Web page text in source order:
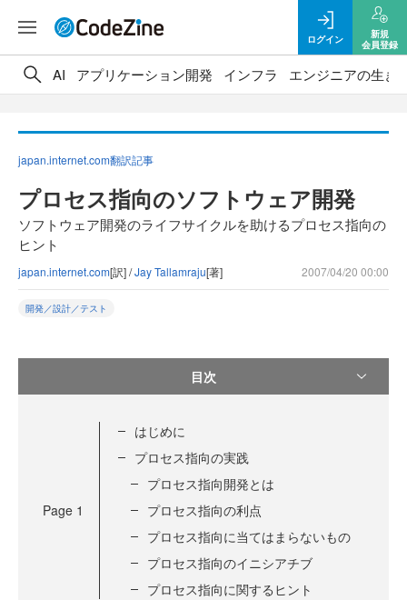
ログイン
新規
会員登録
AI アプリケーション開発 インフラ エンジニアの生き
japan.internet.com翻訳記事
プロセス指向のソフトウェア開発
ソフトウェア開発のライフサイクルを助けるプロセス指向の
ヒント
japan.internet.com[訳] /Jay Tallamraju[著] 2007/04/20 00:00
開発／設計／テスト
目次
Page 1
はじめに
プロセス指向の実践
プロセス指向開発とは
プロセス指向の利点
プロセス指向に当てはまらないもの
プロセス指向のイニシアチブ
プロセス指向に関するヒント